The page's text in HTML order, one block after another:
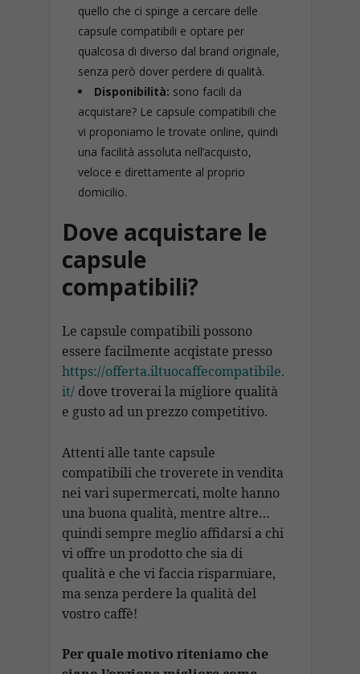
quello che ci spinge a cercare delle
capsule compatibili e optare per
qualcosa di diverso dal brand originale,
senza però dover perdere di qualità.
Disponibilità: sono facili da
acquistare? Le capsule compatibili che
vi proponiamo le trovate online, quindi
una facilità assoluta nell’acquisto,
veloce e direttamente al proprio
domicilio.
Dove acquistare le
capsule
compatibili?
Le capsule compatibili possono
essere facilmente acqistate presso
https://offerta.iltuocaffecompatibile.
it/dove troverai la migliore qualità
e gusto ad un prezzo competitivo.
Attenti alle tante capsule
compatibili che troverete in vendita
nei vari supermercati, molte hanno
una buona qualità, mentre altre…
quindi sempre meglio affidarsi a chi
vi offre un prodotto che sia di
qualità e che vi faccia risparmiare,
ma senza perdere la qualità del
vostro caffè!
Per quale motivo riteniamo che